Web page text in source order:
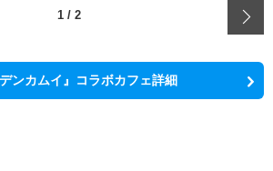
1 / 2
デンカムイ』コラボカフェ詳細